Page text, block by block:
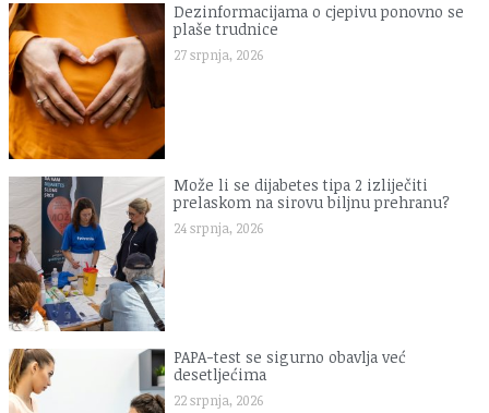
Dezinformacijama o cjepivu ponovno se
plaše trudnice
27 srpnja, 2026
Može li se dijabetes tipa 2 izliječiti
prelaskom na sirovu biljnu prehranu?
24 srpnja, 2026
PAPA-test se sigurno obavlja već
desetljećima
22 srpnja, 2026